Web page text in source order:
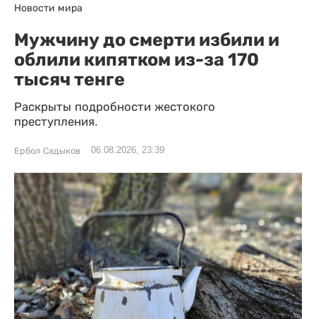
Новости мира
Мужчину до смерти избили и
облили кипятком из-за 170
тысяч тенге
Раскрыты подробности жестокого
преступления.
Ербол Садыков 06.08.2026, 23:39